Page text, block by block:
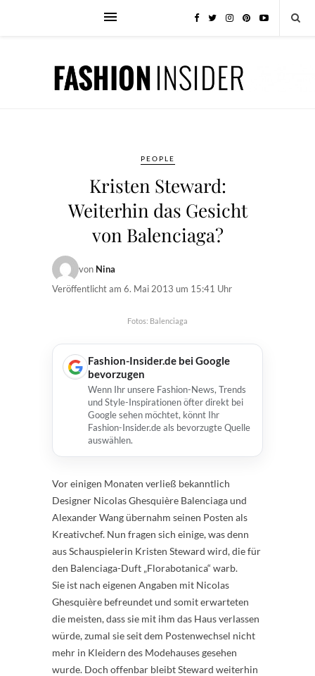
PEOPLE
Kristen Steward:
Weiterhin das Gesicht
von Balenciaga?
von Nina
Veröffentlicht am 6. Mai 2013 um 15:41 Uhr
Fotos: Balenciaga
Fashion-Insider.de bei Google
bevorzugen
Wenn Ihr unsere Fashion-News, Trends
und Style-Inspirationen öfter direkt bei
Google sehen möchtet, könnt Ihr
Fashion-Insider.de als bevorzugte Quelle
auswählen.
Vor einigen Monaten verließ bekanntlich
Designer Nicolas Ghesquière Balenciaga und
Alexander Wang übernahm seinen Posten als
Kreativchef. Nun fragen sich einige, was denn
aus Schauspielerin Kristen Steward wird, die für
den Balenciaga-Duft „Florabotanica“ warb.
Sie ist nach eigenen Angaben mit Nicolas
Ghesquière befreundet und somit erwarteten
die meisten, dass sie mit ihm das Haus verlassen
würde, zumal sie seit dem Postenwechsel nicht
mehr in Kleidern des Modehauses gesehen
wurde. Doch offenbar bleibt Steward weiterhin